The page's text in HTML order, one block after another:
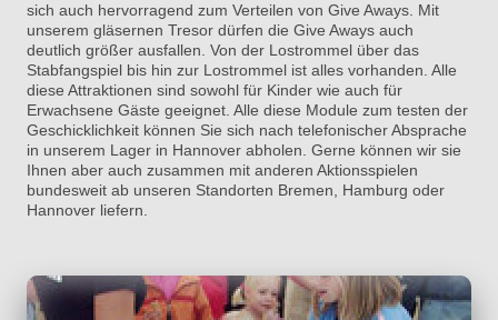
sich auch hervorragend zum Verteilen von Give Aways. Mit
unserem gläsernen Tresor dürfen die Give Aways auch
deutlich größer ausfallen. Von der Lostrommel über das
Stabfangspiel bis hin zur Lostrommel ist alles vorhanden. Alle
diese Attraktionen sind sowohl für Kinder wie auch für
Erwachsene Gäste geeignet. Alle diese Module zum testen der
Geschicklichkeit können Sie sich nach telefonischer Absprache
in unserem Lager in Hannover abholen. Gerne können wir sie
Ihnen aber auch zusammen mit anderen Aktionsspielen
bundesweit ab unseren Standorten Bremen, Hamburg oder
Hannover liefern.